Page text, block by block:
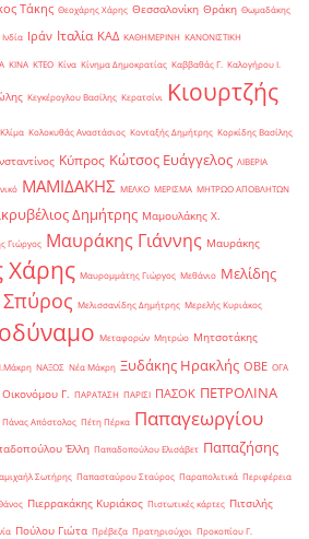
Τάκης Θεοχάρης Χάρης Θεσσαλονίκη Θράκη Θωμαδάκης
Ινδία Ιράν Ιταλία ΚΑΔ ΚΑΘΗΜΕΡΙΝΗ ΚΑΝΟΝΙΣΤΙΚΗ
ΚΙΝΑ ΚΤΕΟ Κίνα Κίνημα Δημοκρατίας Καββαθάς Γ. Καλογήρου Ι.
Κεγκέρογλου Βασίλης Κερατσίνι
Κιουρτζής
Κλίμα Κολοκυθάς Αναστάσιος Κονταξής Δημήτρης Κορκίδης Βασίλης
Κύπρος Κώτσος Ευάγγελος ΛΙΒΕΡΙΑ
ΜΑΜΙΔΑΚΗΣ ΜΕΛΚΟ ΜΕΡΙΣΜΑ ΜΗΤΡΩΟ ΑΠΟΒΛΗΤΩΝ
Δημήτρης Μαμουλάκης Χ.
Γιώργος Μαυράκης Γιάννης Μαυράκης
Χάρης Μαυρομμάτης Γιώργος Μεθάνιο Μελίδης
Μελισσανίδης Δημήτρης Μερελής Κυριάκος
Μεταφορών Μητρώο Μητσοτάκης
ΝΑΞΟΣ Νέα Μάκρη Ξυδάκης Ηρακλής ΟΒΕ ΟΓΑ
Οικονόμου Γ. ΠΑΡΑΤΑΣΗ ΠΑΡΙΣΙ ΠΑΣΟΚ ΠΕΤΡΟΛΙΝΑ
Πάνας Απόστολος Πέτη Πέρκα Παπαγεωργίου
Έλλη Παπαδοπούλου Ελισάβετ Παπαζήσης
Σωτήρης Παπασταύρου Σταύρος Παραπολιτικά Περιφέρεια
Πιερρακάκης Κυριάκος Πιστωτικές κάρτες Πιτσιλής
Πούλου Γιώτα Πρέβεζα Πρατηριούχοι Προκοπίου Γ.